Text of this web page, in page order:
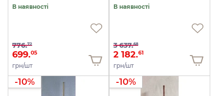
В наявності
776.72
699.05
грн/шт
В наявності
3 637.68
2 182.61
грн/шт
-10% -10%